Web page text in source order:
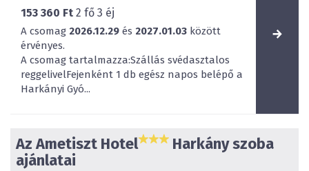
153 360 Ft 2 fő 3 éj
A csomag 2026.12.29 és 2027.01.03 között
érvényes.
A csomag tartalmazza:Szállás svédasztalos
reggelivelFejenként 1 db egész napos belépő a
Harkányi Gyó...
Az Ametiszt Hotel
Harkány szoba
ajánlatai